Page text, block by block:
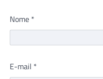
Nome *
E-mail *